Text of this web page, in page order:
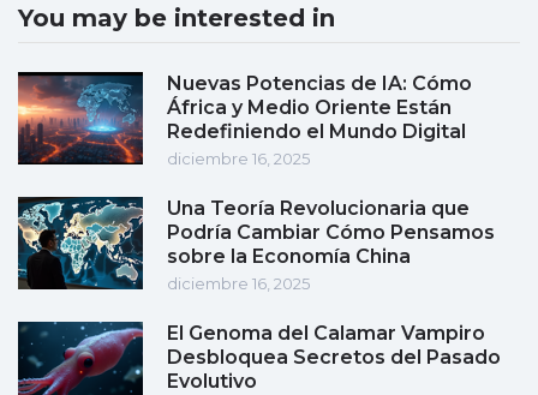
You may be interested in
Nuevas Potencias de IA: Cómo
África y Medio Oriente Están
Redefiniendo el Mundo Digital
diciembre 16, 2025
Una Teoría Revolucionaria que
Podría Cambiar Cómo Pensamos
sobre la Economía China
diciembre 16, 2025
El Genoma del Calamar Vampiro
Desbloquea Secretos del Pasado
Evolutivo